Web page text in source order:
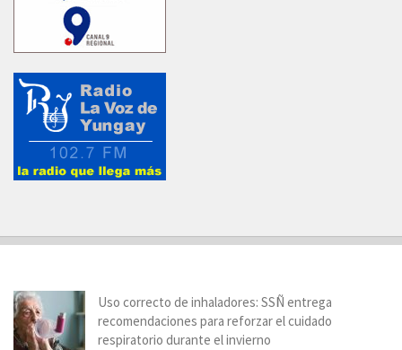
Uso correcto de inhaladores: SSÑ entrega
recomendaciones para reforzar el cuidado
respiratorio durante el invierno